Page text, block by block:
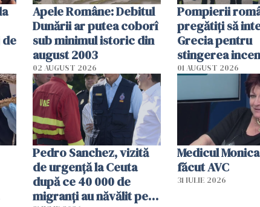
Apele Române: Debitul
Dunării ar putea coborî
sub minimul istoric din
august 2003
02 AUGUST 2026
Pompierii
pregătiţi să
Grecia pentru
stingerea
01 AUGUST 2026
Pedro Sanchez, vizită
de urgență la Ceuta
după ce 40 000 de
migranți au năvălit pe
Medicul
făcut AVC
31 IULIE 2026